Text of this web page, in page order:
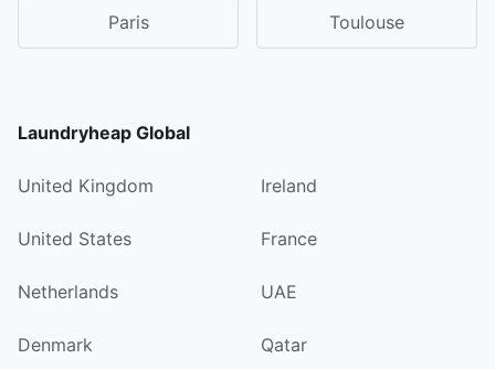
Paris Toulouse
Laundryheap Global
United Kingdom Ireland
United States France
Netherlands UAE
Denmark Qatar